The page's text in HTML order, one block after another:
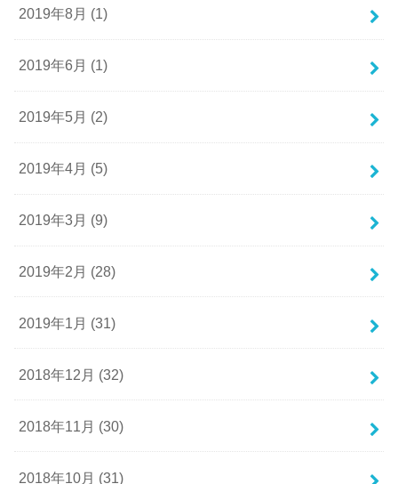
2019年8月 (1)
2019年6月 (1)
2019年5月 (2)
2019年4月 (5)
2019年3月 (9)
2019年2月 (28)
2019年1月 (31)
2018年12月 (32)
2018年11月 (30)
2018年10月 (31)